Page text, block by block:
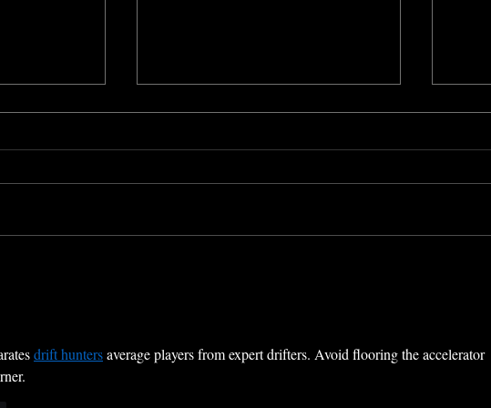
drift hunters average players from expert drifters. Avoid flooring the accelerator